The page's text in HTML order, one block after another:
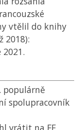
vtělil do knihy
2018):
2021.
populárně
spolupracovník